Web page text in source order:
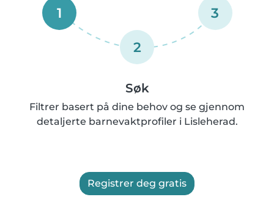
1
2
3
Søk
Filtrer basert på dine behov og se gjennom
detaljerte barnevaktprofiler i Lisleherad.
Registrer deg gratis